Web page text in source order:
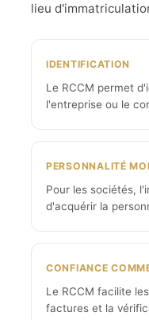
lieu
IDENTIFICATION
Le RCCM permet
l'entreprise ou le
PERSONNALITÉ
Pour les sociétés,
d'acquérir la
CONFIANCE
Le RCCM facilite
factures et la